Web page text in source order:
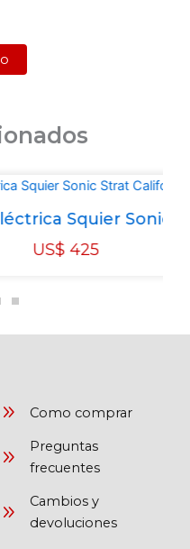
Squier Sonic
US$425
Como comprar
Preguntas
frecuentes
Cambios y
devoluciones